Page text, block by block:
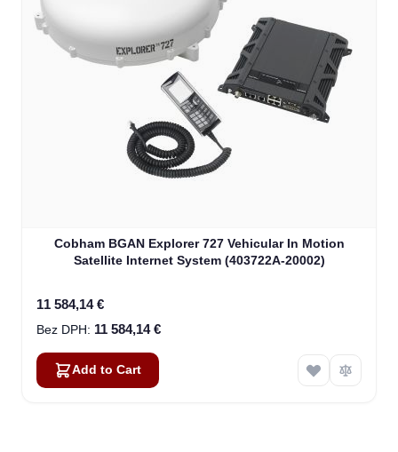
Cobham BGAN Explorer 727 Vehicular In Motion
Satellite Internet System (403722A-20002)
11 584,14 €
11 584,14 €
Add to Cart